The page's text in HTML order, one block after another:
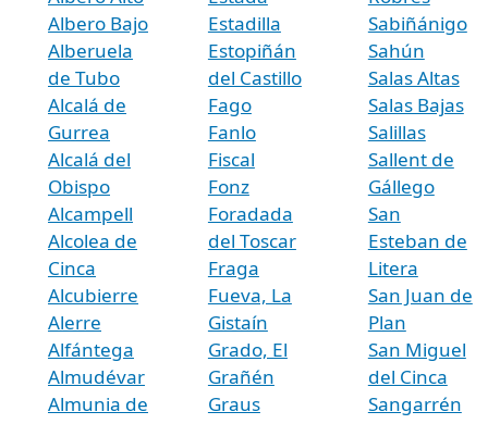
Albero Bajo
Alberuela
de Tubo
Alcalá de
Gurrea
Alcalá del
Obispo
Alcampell
Alcolea de
Cinca
Alcubierre
Alerre
Alfántega
Almudévar
Almunia de
Estadilla
Estopiñán
del Castillo
Fago
Fanlo
Fiscal
Fonz
Foradada
del Toscar
Fraga
Fueva, La
Gistaín
Grado, El
Grañén
Graus
Sabiñánigo
Sahún
Salas Altas
Salas Bajas
Salillas
Sallent de
Gállego
San
Esteban de
Litera
San Juan de
Plan
San Miguel
del Cinca
Sangarrén